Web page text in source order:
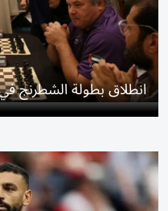
انطلاق بطولة